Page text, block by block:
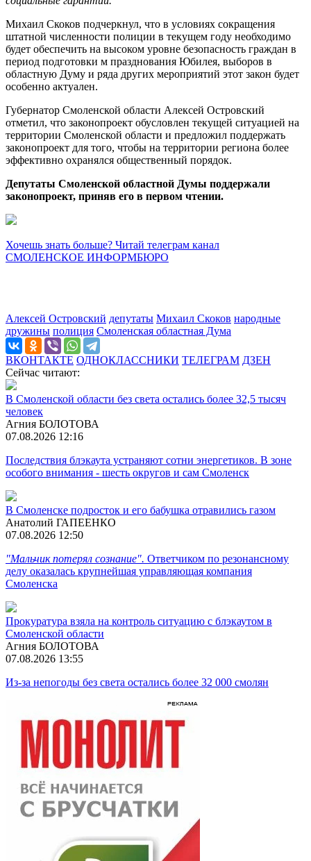
Михаил Скоков подчеркнул, что в условиях сокращения
штатной численности полиции в текущем году необходимо
будет обеспечить на высоком уровне безопасность граждан в
период подготовки м празднования Юбилея, выборов в
областную Думу и ряда других мероприятий этот закон будет
особенно актуален.
Губернатор Смоленской области Алексей Островский
отметил, что законопроект обусловлен текущей ситуацией на
территории Смоленской области и предложил поддержать
законопроект для того, чтобы на территории региона более
эффективно охранялся общественный порядок.
Депутаты Смоленской областной Думы поддержали
законопроект, приняв его в первом чтении.
Хочешь знать больше? Читай телеграм канал
СМОЛЕНСКОЕ ИНФОРМБЮРО
Алексей Островский депутаты Михаил Скоков народные
дружины полиция Смоленская областная Дума
ВКОНТАКТЕ ОДНОКЛАССНИКИ ТЕЛЕГРАМ ДЗЕН
Сейчас читают:
В Смоленской области без света остались более 32,5 тысяч
человек
Агния БОЛОТОВА
07.08.2026 12:16
Последствия блэкаута устраняют сотни энергетиков. В зоне
особого внимания - шесть округов и сам Смоленск
В Смоленске подросток и его бабушка отравились газом
Анатолий ГАПЕЕНКО
07.08.2026 12:50
"Мальчик потерял сознание". Ответчиком по резонансному
делу оказалась крупнейшая управляющая компания
Смоленска
Прокуратура взяла на контроль ситуацию с блэкаутом в
Смоленской области
Агния БОЛОТОВА
07.08.2026 13:55
Из-за непогоды без света остались более 32 000 смолян